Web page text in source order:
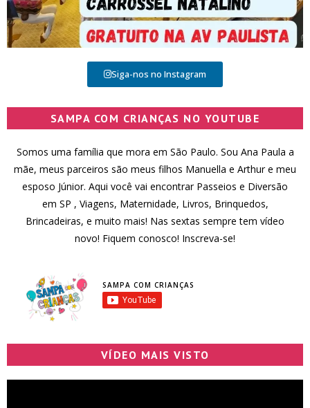
Siga-nos no Instagram
SAMPA COM CRIANÇAS NO YOUTUBE
Somos uma família que mora em São Paulo. Sou Ana Paula a
mãe, meus parceiros são meus filhos Manuella e Arthur e meu
esposo Júnior. Aqui você vai encontrar Passeios e Diversão
em SP , Viagens, Maternidade, Livros, Brinquedos,
Brincadeiras, e muito mais! Nas sextas sempre tem vídeo
novo! Fiquem conosco! Inscreva-se!
SAMPA COM CRIANÇAS
VÍDEO MAIS VISTO